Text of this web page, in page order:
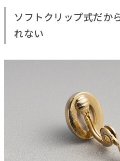
ソフトクリップ式だか
れない